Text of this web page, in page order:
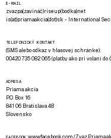
E-MAIL
zvazpa(zavináč)riseup(bodka)net
is(at)priamaakcia(dot)sk - International
TELEFONICKÝ KONTAKT
(SMS alebo odkaz v hlasovej schránke):
00420 735 082 065 (platby ako pri volaní
ADRESA
Priama akcia
P.O. Box 16
841 06 Bratislava 48
Slovensko